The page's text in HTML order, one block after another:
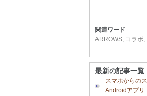
関連ワード
ARROWS, コラボ,
最新の記事一覧
スマホからの
Androidアプリ